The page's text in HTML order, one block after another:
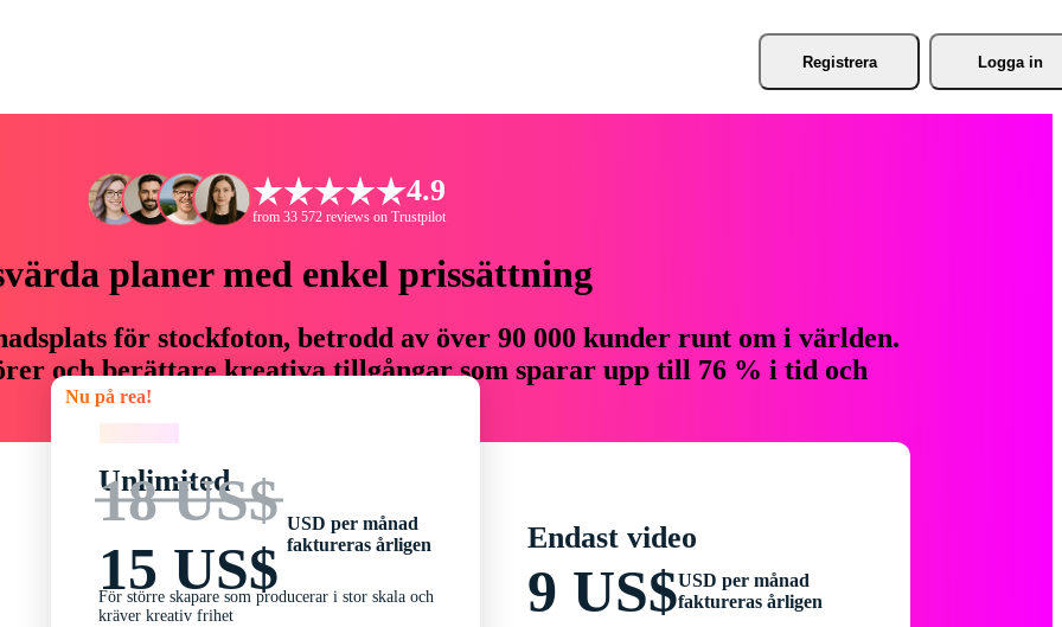
Registrera Logga in
4.9
from 33 572 reviews on Trustpilot
planer med enkel prissättning
för stockfoton, betrodd av över 90 000 kunder runt om i världen.
och berättare kreativa tillgångar som sparar upp till 76 % i tid och
Nu på rea!
Unlimited
18 US$
15 US$
USD per månad
faktureras årligen
För större skapare som producerar i stor skala och
kräver kreativ frihet
Endast video
9 US$USD per månad
faktureras årligen